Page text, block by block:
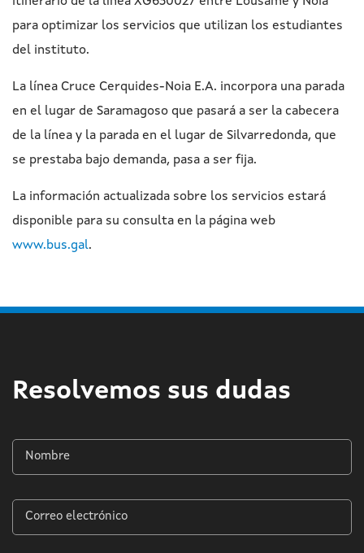
para optimizar los servicios que utilizan los estudiantes
del instituto.
La línea Cruce Cerquides-Noia E.A. incorpora una parada
en el lugar de Saramagoso que pasará a ser la cabecera
de la línea y la parada en el lugar de Silvarredonda, que
se prestaba bajo demanda, pasa a ser fija.
La información actualizada sobre los servicios estará
disponible para su consulta en la página web
www.bus.gal.
Resolvemos sus dudas
Nombre
*
Correo
electrónico